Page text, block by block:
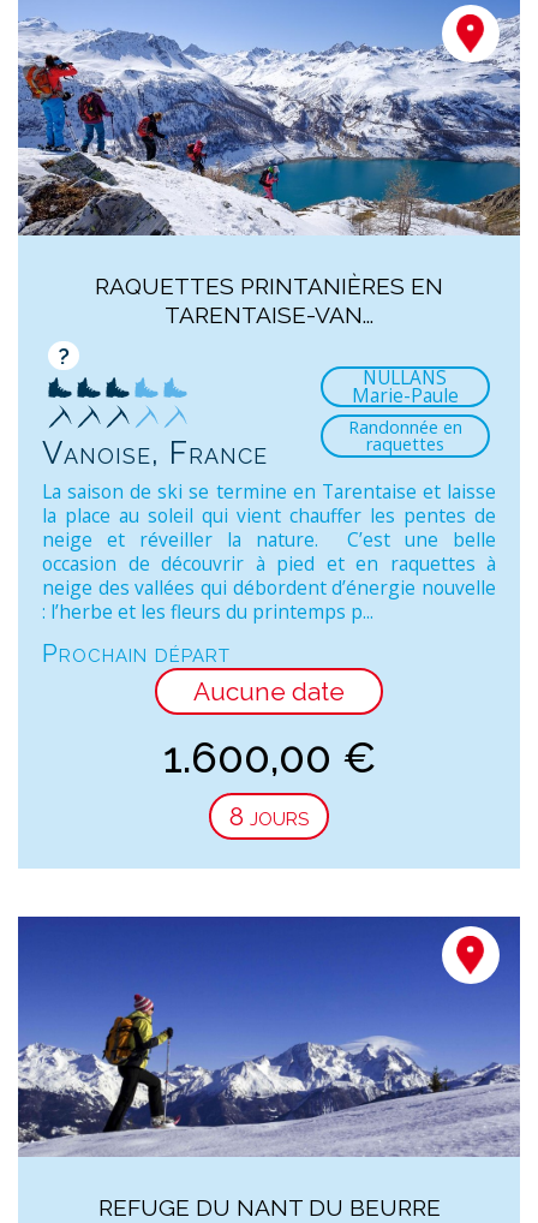
RAQUETTES PRINTANIÈRES EN
TARENTAISE-VAN...
?
Vanoise, France
NULLANS
Marie-Paule
Randonnée en
raquettes
La saison de ski se termine en Tarentaise et laisse
la place au soleil qui vient chauffer les pentes de
neige et réveiller la nature. C’est une belle
occasion de découvrir à pied et en raquettes à
neige des vallées qui débordent d’énergie nouvelle
: l’herbe et les fleurs du printemps p...
Prochain départ
Aucune date
1.600,00 €
8 jours
REFUGE DU NANT DU BEURRE